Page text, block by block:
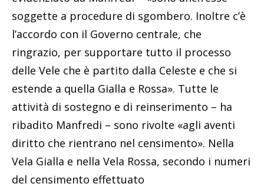
soggette a procedure di sgombero. Inoltre c’è
l’accordo con il Governo centrale, che
ringrazio, per supportare tutto il processo
delle Vele che è partito dalla Celeste e che si
estende a quella Gialla e Rossa». Tutte le
attività di sostegno e di reinserimento – ha
ribadito Manfredi – sono rivolte «agli aventi
diritto che rientrano nel censimento». Nella
Vela Gialla e nella Vela Rossa, secondo i numeri
del censimento effettuato